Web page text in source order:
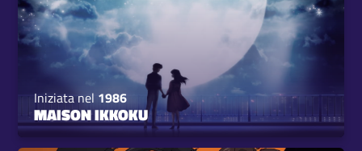
Iniziata nel 1986
MAISON IKKOKU